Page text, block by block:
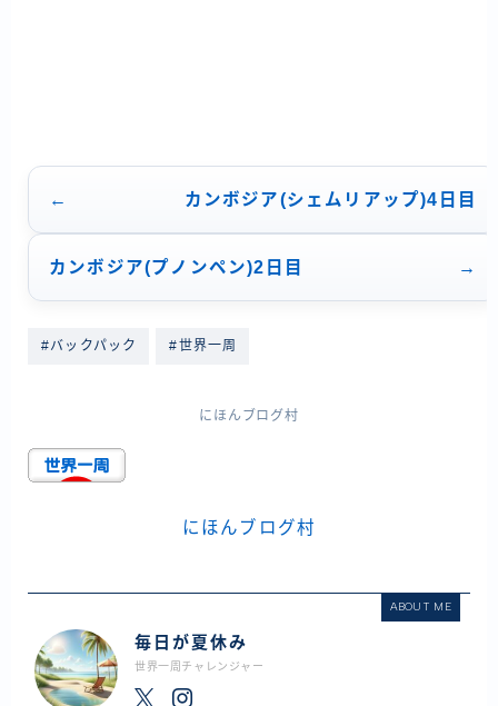
カンボジア(シェムリアップ)4日目
カンボジア(プノンペン)2日目
#バックパック #世界一周
にほんブログ村
にほんブログ村
ABOUT ME
毎日が夏休み
世界一周チャレンジャー